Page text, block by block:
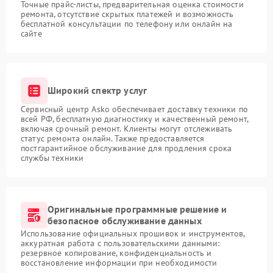
Точные прайс-листы, предварительная оценка стоимости
ремонта, отсутствие скрытых платежей и возможность
бесплатной консультации по телефону или онлайн на
сайте
Широкий спектр услуг
Сервисный центр Asko обеспечивает доставку техники по
всей РФ, бесплатную диагностику и качественный ремонт,
включая срочный ремонт. Клиенты могут отслеживать
статус ремонта онлайн. Также предоставляется
постгарантийное обслуживание для продления срока
службы техники
Оригинальные программные решение и
безопасное обслуживание данных
Использование официальных прошивок и инструментов,
аккуратная работа с пользовательскими данными:
резервное копирование, конфиденциальность и
восстановление информации при необходимости